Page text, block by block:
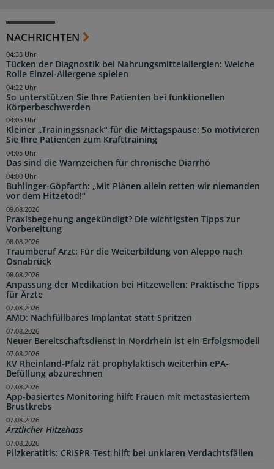
NACHRICHTEN
Tücken der Diagnostik bei Nahrungsmittelallergien: Welche
Rolle Einzel-Allergene spielen
04:33 Uhr
So unterstützen Sie Ihre Patienten bei funktionellen
Körperbeschwerden
04:22 Uhr
Kleiner „Trainingssnack“ für die Mittagspause: So motivieren
Sie Ihre Patienten zum Krafttraining
04:05 Uhr
Das sind die Warnzeichen für chronische Diarrhö
04:05 Uhr
Buhlinger-Göpfarth: „Mit Plänen allein retten wir niemanden
vor dem Hitzetod!“
04:00 Uhr
Praxisbegehung angekündigt? Die wichtigsten Tipps zur
Vorbereitung
09.08.2026
Traumberuf Arzt: Für die Weiterbildung von Aleppo nach
Osnabrück
08.08.2026
Anpassung der Medikation bei Hitzewellen: Praktische Tipps
für Ärzte
08.08.2026
AMD: Nachfüllbares Implantat statt Spritzen
07.08.2026
Neuer Bereitschaftsdienst in Nordrhein ist ein Erfolgsmodell
07.08.2026
KV Rheinland-Pfalz rät prophylaktisch weiterhin ePA-
Befüllung abzurechnen
07.08.2026
App-basiertes Monitoring hilft Frauen mit metastasiertem
Brustkrebs
07.08.2026
Ärztlicher Hitzehass
07.08.2026
Pilzkeratitis: CRISPR-Test hilft bei unklaren Verdachtsfällen
07.08.2026